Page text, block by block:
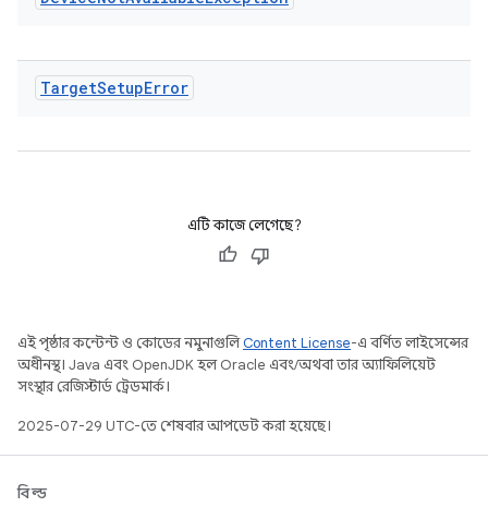
TargetSetupError
এটি কাজে লেগেছে?
এই পৃষ্ঠার কন্টেন্ট ও কোডের নমুনাগুলিContent License-এ বর্ণিত লাইসেন্সের
অধীনস্থ। Java এবং OpenJDK হল Oracle এবং/অথবা তার অ্যাফিলিয়েট
সংস্থার রেজিস্টার্ড ট্রেডমার্ক।
2025-07-29 UTC-তে শেষবার আপডেট করা হয়েছে।
বিল্ড